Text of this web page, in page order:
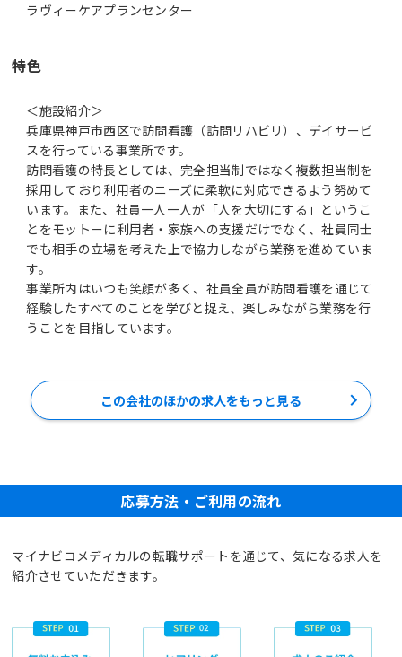
特色
＜施設紹介＞
兵庫県神戸市西区で訪問看護（訪問リハビリ）、デイサービ
スを行っている事業所です。
訪問看護の特長としては、完全担当制ではなく複数担当制を
採用しており利用者のニーズに柔軟に対応できるよう努めて
います。また、社員一人一人が「人を大切にする」というこ
とをモットーに利用者・家族への支援だけでなく、社員同士
でも相手の立場を考えた上で協力しながら業務を進めていま
す。
事業所内はいつも笑顔が多く、社員全員が訪問看護を通じて
経験したすべてのことを学びと捉え、楽しみながら業務を行
うことを目指しています。
この会社のほかの求人をもっと見る
応募方法・ご利用の流れ
マイナビコメディカルの転職サポートを通じて、気になる求人を
紹介させていただきます。